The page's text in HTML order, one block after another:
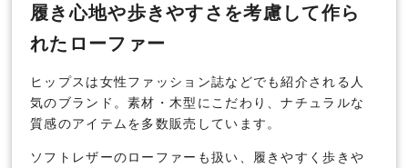
履き心地や歩きやすさを考慮して作ら
れたローファー
ヒップスは女性ファッション誌などでも紹介される人
気のブランド。素材・木型にこだわり、ナチュラルな
質感のアイテムを多数販売しています。
ソフトレザーのローファーも扱い、履きやすく歩きや